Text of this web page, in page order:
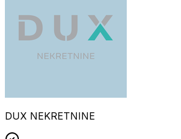
DUX NEKRETNINE